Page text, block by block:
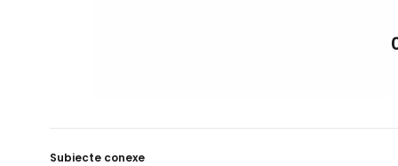
Subiecte conexe